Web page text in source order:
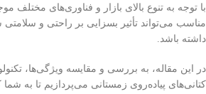
با توجه به تنوع بالای بازار و فناوری‌های مختلف
مناسب می‌تواند تأثیر بسزایی بر راحتی و
داشته باشد.
در این مقاله، به بررسی و مقایسه ویژگی‌ها،
کتانی‌های پیاده‌روی زمستانی می‌پردازیم تا به